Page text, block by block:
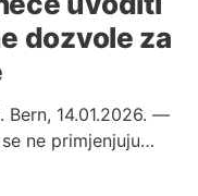
dozvole za
ne primjenjuju